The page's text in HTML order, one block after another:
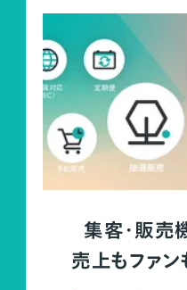
集客・販売
売上もファン